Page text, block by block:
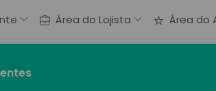
Área do Lojista Área do